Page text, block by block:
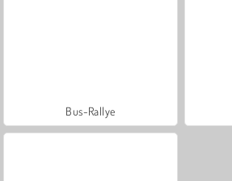
Bus-Rallye